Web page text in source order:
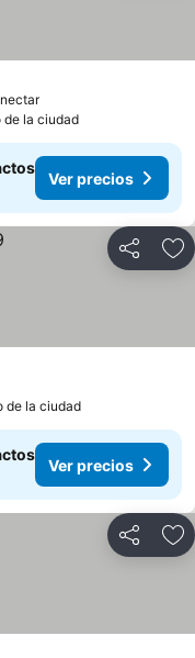
Ver precios
de la ciudad
Ver precios
Compartir
de la ciudad
Ver precios
Compartir